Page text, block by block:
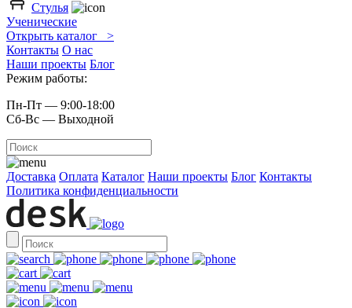
Стулья
Ученические
Открыть каталог >
Контакты О нас
Наши проекты Блог
Режим работы:
Пн-Пт — 9:00-18:00
Сб-Вс — Выходной
Доставка Оплата Каталог Наши проекты Блог Контакты
Политика конфиденциальности